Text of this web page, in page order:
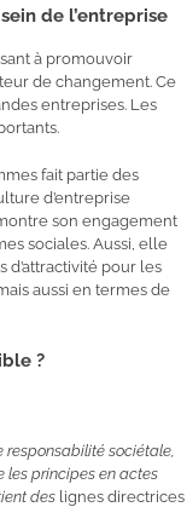
de l’entreprise
à promouvoir
de changement. Ce
entreprises. Les
fait partie des
d’entreprise
son engagement
sociales. Aussi, elle
d’attractivité pour les
aussi en termes de
?
sociétale,
les principes en actes
des lignes directrices